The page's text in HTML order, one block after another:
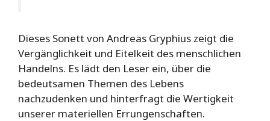
Dieses Sonett von Andreas Gryphius zeigt die
Vergänglichkeit und Eitelkeit des menschlichen
Handelns. Es lädt den Leser ein, über die
bedeutsamen Themen des Lebens
nachzudenken und hinterfragt die Wertigkeit
unserer materiellen Errungenschaften.